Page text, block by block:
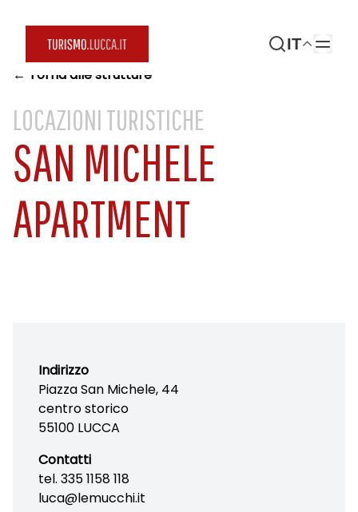
IT
← Torna alle strutture
LOCAZIONI TURISTICHE
SAN MICHELE
APARTMENT
Indirizzo
Piazza San Michele, 44
centro storico
55100 LUCCA
Contatti
tel. 335 1158 118
luca@lemucchi.it